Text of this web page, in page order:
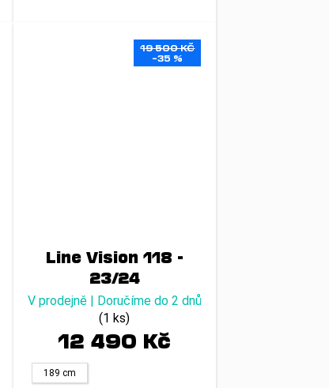
19 500 KČ
–35 %
Line Vision 118 -
23/24
V prodejně | Doručíme do 2 dnů
(1 ks)
12 490 Kč
189 cm